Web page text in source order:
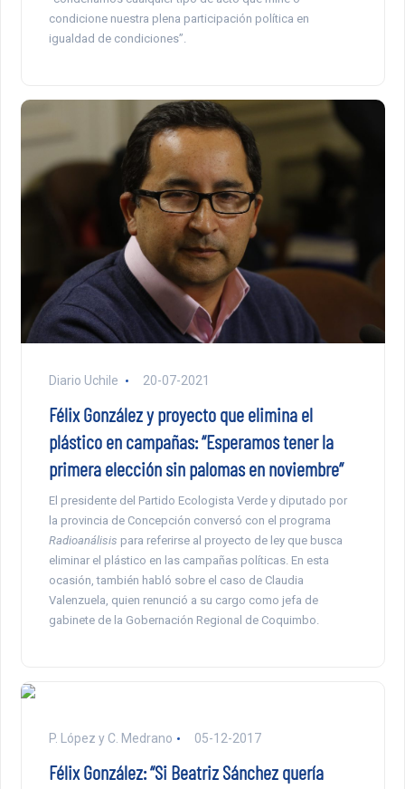
condicione nuestra plena participación política en
igualdad de condiciones”.
Diario Uchile 20-07-2021
Félix González y proyecto que elimina el
plástico en campañas: “Esperamos tener la
primera elección sin palomas en noviembre”
El presidente del Partido Ecologista Verde y diputado por
la provincia de Concepción conversó con el programa
Radioanálisis para referirse al proyecto de ley que busca
eliminar el plástico en las campañas políticas. En esta
ocasión, también habló sobre el caso de Claudia
Valenzuela, quien renunció a su cargo como jefa de
gabinete de la Gobernación Regional de Coquimbo.
P. López y C. Medrano 05-12-2017
Félix González: “Si Beatriz Sánchez quería